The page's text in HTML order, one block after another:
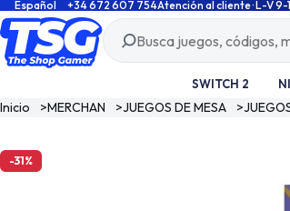
Español +34 672 607 754Atención al cliente · L-V 9-
SWITCH 2
Inicio >MERCHAN >JUEGOS DE MESA >
-31%